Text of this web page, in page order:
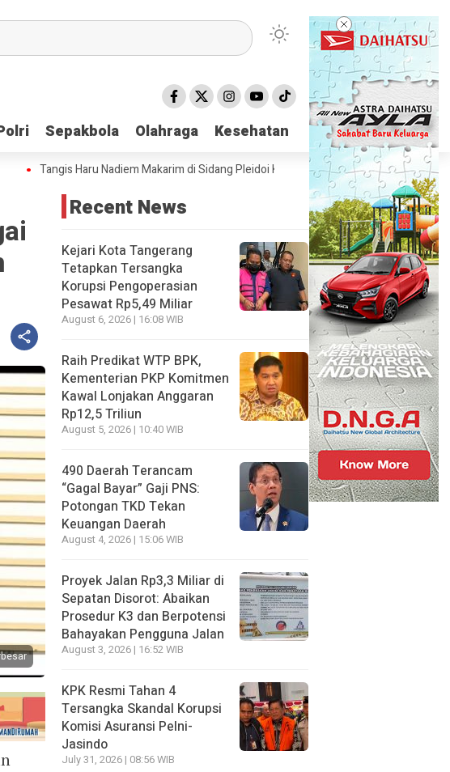
Sepakbola Olahraga Kesehatan
Sepakbola Olahraga Kesehatan
Tangis Haru Nadiem Makarim di Sidang Pleidoi Kasus Chromebook, Pilih Pakai Jaket
Recent News
Kejari Kota Tangerang
Tetapkan Tersangka
Korupsi Pengoperasian
Pesawat Rp5,49 Miliar
August 6, 2026 | 16:08 WIB
Raih Predikat WTP BPK,
Kementerian PKP Komitmen
Kawal Lonjakan Anggaran
Rp12,5 Triliun
August 5, 2026 | 10:40 WIB
490 Daerah Terancam
“Gagal Bayar” Gaji PNS:
Potongan TKD Tekan
Keuangan Daerah
August 4, 2026 | 15:06 WIB
Proyek Jalan Rp3,3 Miliar di
Sepatan Disorot: Abaikan
Prosedur K3 dan Berpotensi
Bahayakan Pengguna Jalan
August 3, 2026 | 16:52 WIB
KPK Resmi Tahan 4
Tersangka Skandal Korupsi
Komisi Asuransi Pelni-
Jasindo
July 31, 2026 | 08:56 WIB